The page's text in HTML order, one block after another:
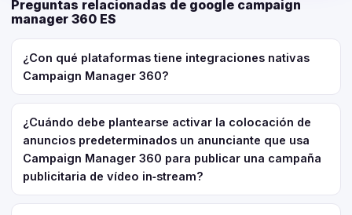
Preguntas relacionadas de google campaign
manager 360 ES
¿Con qué plataformas tiene integraciones nativas
Campaign Manager 360?
¿Cuándo debe plantearse activar la colocación de
anuncios predeterminados un anunciante que usa
Campaign Manager 360 para publicar una campaña
publicitaria de vídeo in‑stream?